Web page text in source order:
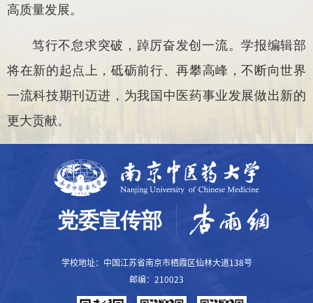
高质量发展。
笃行不怠求突破，踔厉奋发创一流。学报编辑部
将在新的起点上，砥砺前行、再攀高峰，不断向世界
一流科技期刊迈进，为我国中医药事业发展做出新的
更大贡献。
学校地址：中国江苏省南京市栖霞区仙林大道138号
邮编：210023